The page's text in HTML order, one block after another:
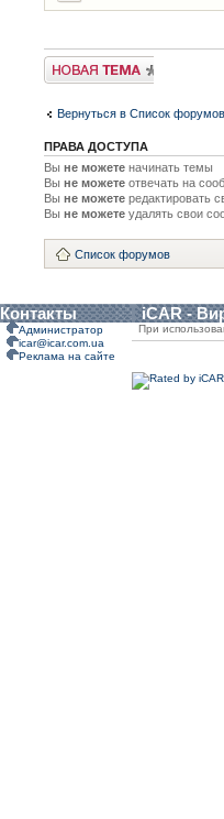
Новая тема
Вернуться в Список форумов
ПРАВА ДОСТУПА
Вы не можете начинать темы
Вы не можете отвечать на
Вы не можете редактировать
Вы не можете удалять свои
Список форумов
Контакты iCAR -
Администратор
icar@icar.com.ua
Реклама на сайте
При